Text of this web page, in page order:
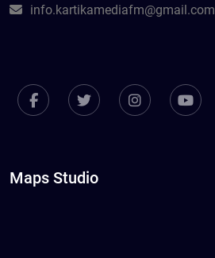
info.kartikamediafm@gmail.com
Maps Studio